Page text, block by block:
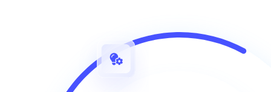
Avocats indépendants
Une solution complète pour gagner en autonomie et en
efficacité.